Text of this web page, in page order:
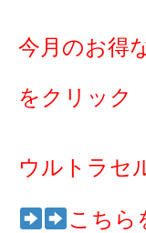
今月のお得
をクリック
ウルトラセ
こちら